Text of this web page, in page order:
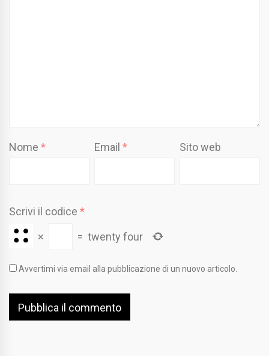
Nome * Email* Sito web
Scrivi il codice *
×
= twenty four
Avvertimi via email alla pubblicazione di un nuovo articolo.